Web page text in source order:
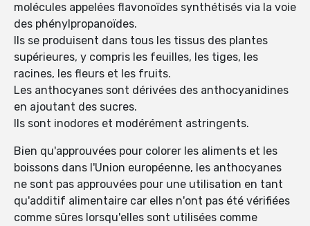
molécules appelées flavonoïdes synthétisés via la voie
des phénylpropanoïdes.
Ils se produisent dans tous les tissus des plantes
supérieures, y compris les feuilles, les tiges, les
racines, les fleurs et les fruits.
Les anthocyanes sont dérivées des anthocyanidines
en ajoutant des sucres.
Ils sont inodores et modérément astringents.
Bien qu'approuvées pour colorer les aliments et les
boissons dans l'Union européenne, les anthocyanes
ne sont pas approuvées pour une utilisation en tant
qu'additif alimentaire car elles n'ont pas été vérifiées
comme sûres lorsqu'elles sont utilisées comme